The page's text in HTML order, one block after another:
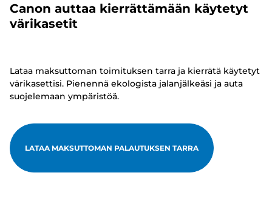
Canon auttaa kierrättämään käytetyt
värikasetit
Lataa maksuttoman toimituksen tarra ja kierrätä käytetyt
värikasettisi. Pienennä ekologista jalanjälkeäsi ja auta
suojelemaan ympäristöä.
LATAA MAKSUTTOMAN PALAUTUKSEN TARRA